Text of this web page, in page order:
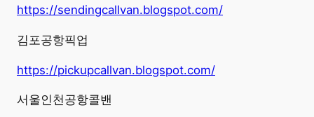
https://sendingcallvan.blogspot.com/
김포공항픽업
https://pickupcallvan.blogspot.com/
서울인천공항콜밴